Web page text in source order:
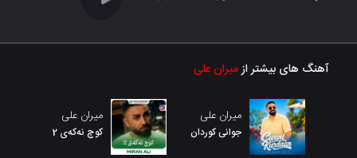
آهنگ های بیشتر ازمیران علی
میران علی
جوانی کوردان
میران علی
کوچ نەکەی 2